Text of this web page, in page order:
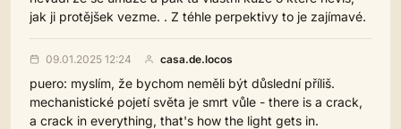
jak ji protějšek vezme. . Z téhle perpektivy to je zajímavé.
09.01.2025 12:24 casa.de.locos
puero: myslím, že bychom neměli být důslední příliš.
mechanistické pojetí světa je smrt vůle - there is a crack,
a crack in everything, that's how the light gets in.